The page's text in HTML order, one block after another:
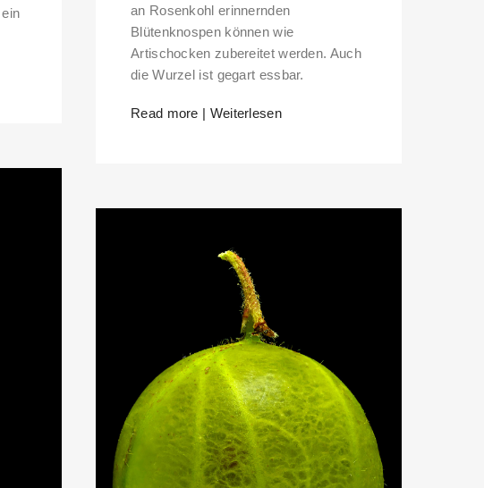
SPEAKERS PLEASE USE THE SEARCH BAR ON
an Rosenkohl erinnernden
Blütenknospen können wie
Artischocken zubereitet werden. Auch
die Wurzel ist gegart essbar.
Read more | Weiterlesen